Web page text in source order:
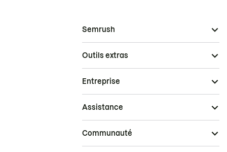
Semrush
Outils extras
Entreprise
Assistance
Communauté